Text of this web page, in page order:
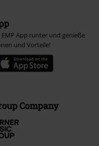
App runter und genieße
und Vorteile!
Company